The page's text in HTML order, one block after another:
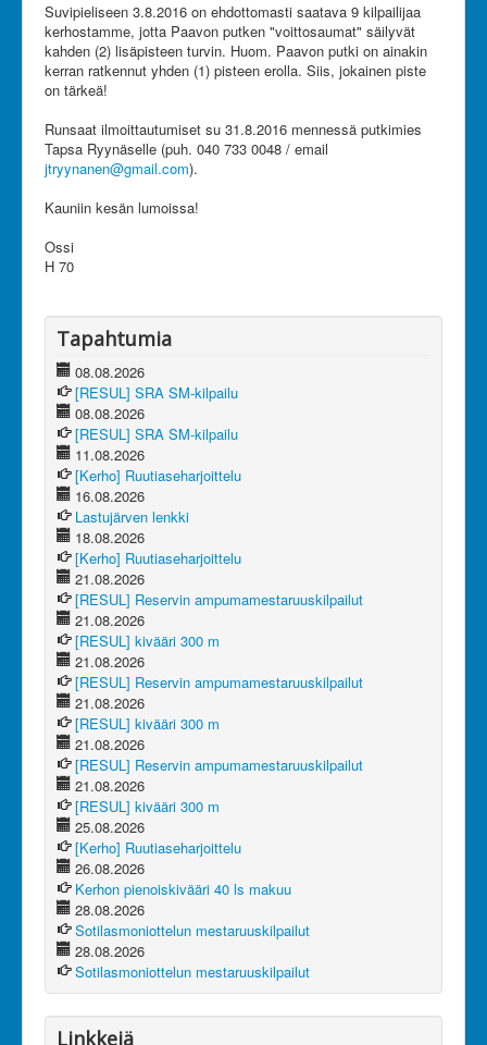
Suvipieliseen 3.8.2016 on ehdottomasti saatava 9 kilpailijaa
kerhostamme, jotta Paavon putken "voittosaumat" säilyvät
kahden (2) lisäpisteen turvin. Huom. Paavon putki on ainakin
kerran ratkennut yhden (1) pisteen erolla. Siis, jokainen piste
on tärkeä!
Runsaat ilmoittautumiset su 31.8.2016 mennessä putkimies
Tapsa Ryynäselle (puh. 040 733 0048 / email
jtryynanen@gmail.com).
Kauniin kesän lumoissa!
Ossi
H 70
Tapahtumia
08.08.2026
[RESUL] SRA SM-kilpailu
08.08.2026
[RESUL] SRA SM-kilpailu
11.08.2026
[Kerho] Ruutiaseharjoittelu
16.08.2026
Lastujärven lenkki
18.08.2026
[Kerho] Ruutiaseharjoittelu
21.08.2026
[RESUL] Reservin ampumamestaruuskilpailut
21.08.2026
[RESUL] kivääri 300 m
21.08.2026
[RESUL] Reservin ampumamestaruuskilpailut
21.08.2026
[RESUL] kivääri 300 m
21.08.2026
[RESUL] Reservin ampumamestaruuskilpailut
21.08.2026
[RESUL] kivääri 300 m
25.08.2026
[Kerho] Ruutiaseharjoittelu
26.08.2026
Kerhon pienoiskivääri 40 ls makuu
28.08.2026
Sotilasmoniottelun mestaruuskilpailut
28.08.2026
Sotilasmoniottelun mestaruuskilpailut
Linkkejä